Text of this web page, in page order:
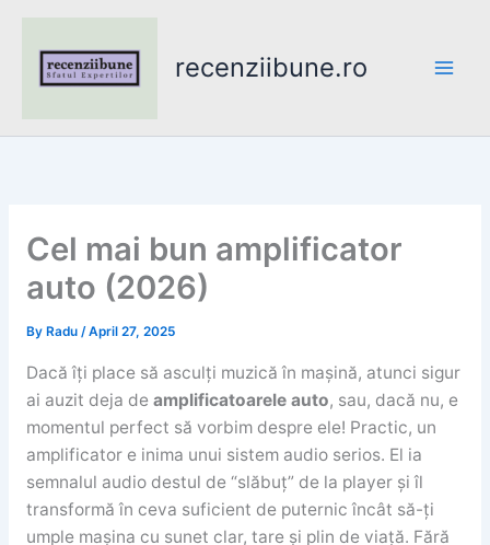
content
recenziibune.ro
Cel mai bun amplificator
auto (2026)
By Radu /April 27, 2025
Dacă îți place să asculți muzică în mașină, atunci sigur
ai auzit deja de amplificatoarele auto, sau, dacă nu, e
momentul perfect să vorbim despre ele! Practic, un
amplificator e inima unui sistem audio serios. El ia
semnalul audio destul de “slăbuț” de la player și îl
transformă în ceva suficient de puternic încât să-ți
umple mașina cu sunet clar, tare și plin de viață. Fără